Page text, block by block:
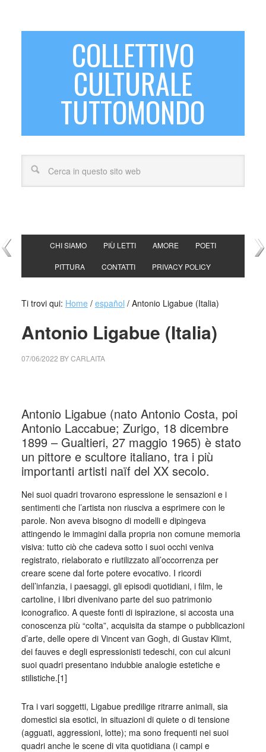
COLLETTIVO
CULTURALE
TUTTOMONDO
CHI SIAMO PIÙ LETTI AMORE POETI
PITTURA CONTATTI PRIVACY POLICY
Ti trovi qui: Home / español /Antonio Ligabue (Italia)
Antonio Ligabue (Italia)
07/06/2022 BYCARLAITA
Antonio Ligabue (nato Antonio Costa, poi
Antonio Laccabue; Zurigo, 18 dicembre
1899 – Gualtieri, 27 maggio 1965) è stato
un pittore e scultore italiano, tra i più
importanti artisti naïf del XX secolo.
Nei suoi quadri trovarono espressione le sensazioni e i
sentimenti che l’artista non riusciva a esprimere con le
parole. Non aveva bisogno di modelli e dipingeva
attingendo le immagini dalla propria non comune memoria
visiva: tutto ciò che cadeva sotto i suoi occhi veniva
registrato, rielaborato e riutilizzato all’occorrenza per
creare scene dal forte potere evocativo. I ricordi
dell’infanzia, i paesaggi, gli episodi quotidiani, i film, le
cartoline, i libri divenivano parte del suo patrimonio
iconografico. A queste fonti di ispirazione, si accosta una
conoscenza più “colta”, acquisita da stampe o pubblicazioni
d’arte, delle opere di Vincent van Gogh, di Gustav Klimt,
dei fauves e degli espressionisti tedeschi, con cui alcuni
suoi quadri presentano indubbie analogie estetiche e
stilistiche.[1]
Tra i vari soggetti, Ligabue predilige ritrarre animali, sia
domestici sia esotici, in situazioni di quiete o di tensione
(agguati, aggressioni, lotte); ma sono frequenti nei suoi
quadri anche le scene di vita quotidiana (i campi e